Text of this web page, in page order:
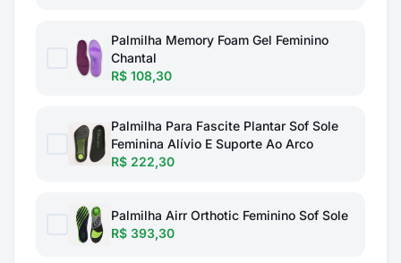
Palmilha Memory Foam Gel Feminino
Chantal
R$ 108,30
Palmilha Para Fascite Plantar Sof Sole
Feminina Alívio E Suporte Ao Arco
R$ 222,30
Palmilha Airr Orthotic Feminino Sof Sole
R$ 393,30